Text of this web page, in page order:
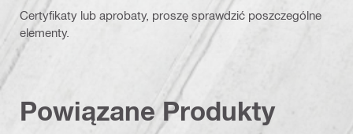
Certyfikaty lub aprobaty, proszę sprawdzić poszczególne
elementy.
Powiązane Produkty